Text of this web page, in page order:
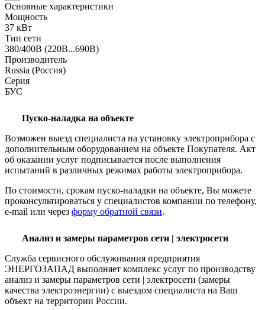
Основные характеристики
Мощность
37 кВт
Тип сети
380/400В (220В...690В)
Производитель
Russia (Россия)
Серия
БУС
Пуско-наладка на объекте
Возможен выезд специалиста на установку электроприбора с
дополнительным оборудованием на объекте Покупателя. Акт
об оказании услуг подписывается после выполнения
испытаний в различных режимах работы электроприбора.
По стоимости, срокам пуско-наладки на объекте, Вы можете
проконсультироваться у специалистов компании по телефону,
e-mail или через форму обратной связи.
Анализ и замеры параметров сети | электросети
Служба сервисного обслуживания предприятия
ЭНЕРГОЗАПАД выполняет комплекс услуг по производству
анализ и замеры параметров сети | электросети (замеры
качества электроэнергии) с выездом специалиста на Ваш
объект на территории России.